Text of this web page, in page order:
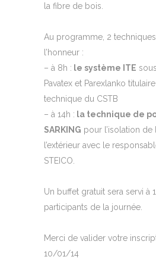
la fibre de bois.
Au programme, 2
l’honneur :
– à 8h : le système ITE
Pavatex et Parexlanko titulaire
technique du CSTB
– à 14h : la technique de
SARKING pour l’isolation de
l’extérieur avec le
STEICO.
Un buffet gratuit sera servi à
participants de la journée.
Merci de valider votre
10/01/14